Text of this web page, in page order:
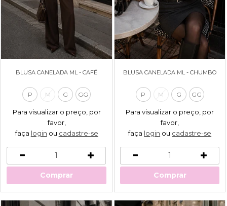
BLUSA CANELADA ML - CAFÉ
P M G GG
Para visualizar o preço, por
favor,
faça login ou cadastre-se
Comprar
BLUSA CANELADA ML - CHUMBO
P M G GG
Para visualizar o preço, por
favor,
faça login ou cadastre-se
Comprar